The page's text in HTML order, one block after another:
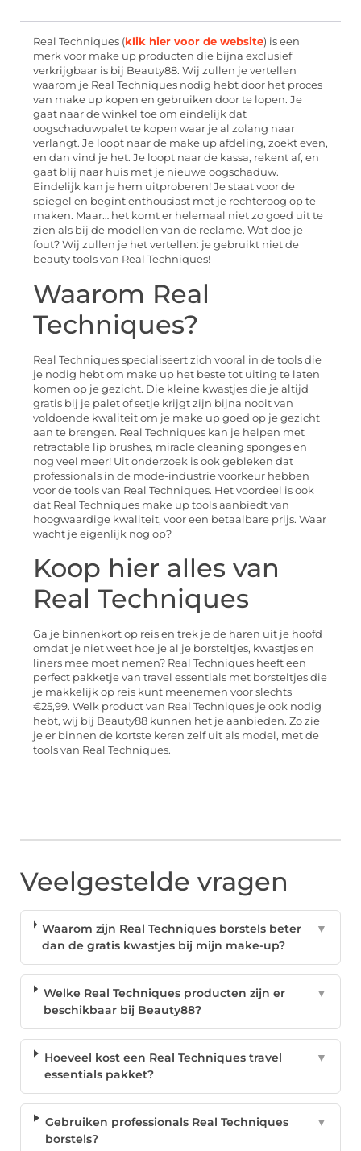
Real Techniques (klik hier voor de website) is een
merk voor make up producten die bijna exclusief
verkrijgbaar is bij Beauty88. Wij zullen je vertellen
waarom je Real Techniques nodig hebt door het proces
van make up kopen en gebruiken door te lopen. Je
gaat naar de winkel toe om eindelijk dat
oogschaduwpalet te kopen waar je al zolang naar
verlangt. Je loopt naar de make up afdeling, zoekt even,
en dan vind je het. Je loopt naar de kassa, rekent af, en
gaat blij naar huis met je nieuwe oogschaduw.
Eindelijk kan je hem uitproberen! Je staat voor de
spiegel en begint enthousiast met je rechteroog op te
maken. Maar… het komt er helemaal niet zo goed uit te
zien als bij de modellen van de reclame. Wat doe je
fout? Wij zullen je het vertellen: je gebruikt niet de
beauty tools van Real Techniques!
Waarom Real
Techniques?
Real Techniques specialiseert zich vooral in de tools die
je nodig hebt om make up het beste tot uiting te laten
komen op je gezicht. Die kleine kwastjes die je altijd
gratis bij je palet of setje krijgt zijn bijna nooit van
voldoende kwaliteit om je make up goed op je gezicht
aan te brengen. Real Techniques kan je helpen met
retractable lip brushes, miracle cleaning sponges en
nog veel meer! Uit onderzoek is ook gebleken dat
professionals in de mode-industrie voorkeur hebben
voor de tools van Real Techniques. Het voordeel is ook
dat Real Techniques make up tools aanbiedt van
hoogwaardige kwaliteit, voor een betaalbare prijs. Waar
wacht je eigenlijk nog op?
Koop hier alles van
Real Techniques
Ga je binnenkort op reis en trek je de haren uit je hoofd
omdat je niet weet hoe je al je borsteltjes, kwastjes en
liners mee moet nemen? Real Techniques heeft een
perfect pakketje van travel essentials met borsteltjes die
je makkelijk op reis kunt meenemen voor slechts
€25,99. Welk product van Real Techniques je ook nodig
hebt, wij bij Beauty88 kunnen het je aanbieden. Zo zie
je er binnen de kortste keren zelf uit als model, met de
tools van Real Techniques.
Veelgestelde vragen
Waarom zijn Real Techniques borstels beter
dan de gratis kwastjes bij mijn make-up?
▼
Welke Real Techniques producten zijn er
beschikbaar bij Beauty88?
▼
Hoeveel kost een Real Techniques travel
essentials pakket?
▼
Gebruiken professionals Real Techniques
borstels?
▼